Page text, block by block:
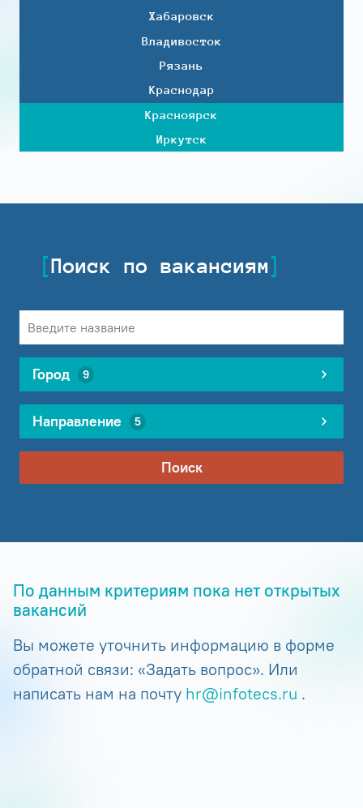
Хабаровск
Владивосток
Рязань
Краснодар
Красноярск
Иркутск
Поиск по вакансиям
Город 9
Направление 5
Поиск
По данным критериям пока нет открытых
вакансий
Вы можете уточнить информацию в форме
обратной связи: «Задать вопрос». Или
написать нам на почту hr@infotecs.ru .